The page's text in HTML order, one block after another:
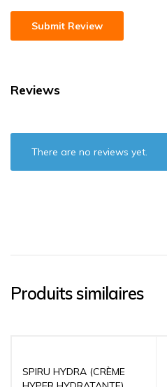
Reviews
There are no reviews yet.
Produits similaires
SPIRU HYDRA (CRÈME